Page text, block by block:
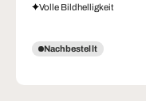
Volle Bildhelligkeit
Nachbestellt